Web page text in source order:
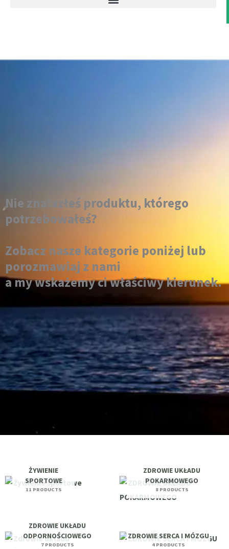
Nie znalazłeś produktu, którego
potrzebowałeś?
Zobacz nasze kategorie poniżej lub
porozmawiaj z nami
a my wskażemy ci właściwy kierunek.
ŻYWIENIE
SPORTOWE
11 PRODUCTS
ZDROWIE UKŁADU
POKARMOWEGO
8 PRODUCTS
ZDROWIE UKŁADU
ODPORNOŚCIOWEGO
7 PRODUCTS
ZDROWIE SERCA I MÓZGU
4 PRODUCTS